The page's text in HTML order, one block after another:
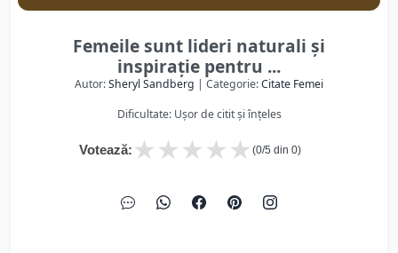
Femeile sunt lideri naturali și
inspirație pentru ...
Autor:Sheryl Sandberg | Categorie:Citate Femei
Dificultate: Ușor de citit și înțeles
Votează: ★
★
★
★
★ (0/5 din 0)